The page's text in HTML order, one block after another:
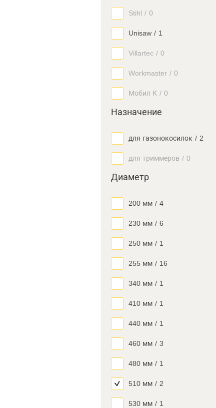
Stihl / 0
Unisaw / 1
Villartec / 0
Workmaster / 0
Мобил К / 0
Назначение
для газонокосилок / 2
для триммеров / 0
Диаметр
200 мм / 4
230 мм / 6
250 мм / 1
255 мм / 16
340 мм / 1
410 мм / 1
440 мм / 1
460 мм / 3
480 мм / 1
510 мм / 2
530 мм / 1